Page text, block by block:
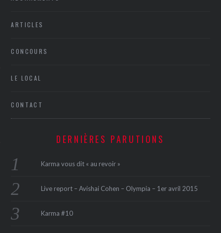
ARTICLES
CONCOURS
LE LOCAL
CONTACT
DERNIÈRES PARUTIONS
Karma vous dit « au revoir »
Live report – Avishai Cohen – Olympia – 1er avril 2015
Karma #10